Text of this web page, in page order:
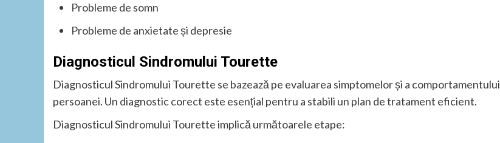
Probleme de somn
Probleme de anxietate și depresie
Diagnosticul Sindromului Tourette
Diagnosticul Sindromului Tourette se bazează pe evaluarea simptomelor și a comportamentului
persoanei. Un diagnostic corect este esențial pentru a stabili un plan de tratament eficient.
Diagnosticul Sindromului Tourette implică următoarele etape: